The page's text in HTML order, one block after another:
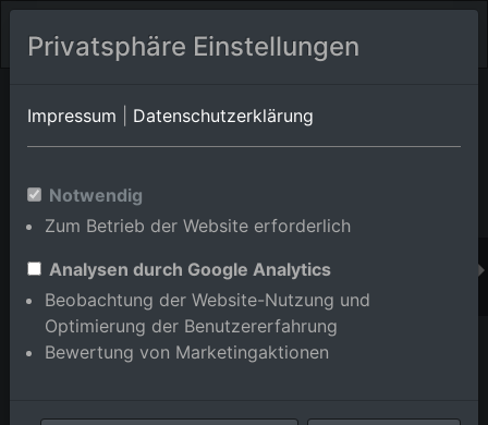
Orts-Album von Graben-Neudorf/Graben
Württemberg,Deutschland
Im Shop bestellen
Privatsphäre Einstellungen
Impressum Datenschutzerklärung
Notwendig
Zum Betrieb der Website erforderlich
Analysen durch Google Analytics
Beobachtung der Website-Nutzung und
Optimierung der Benutzererfahrung
Bewertung von Marketingaktionen